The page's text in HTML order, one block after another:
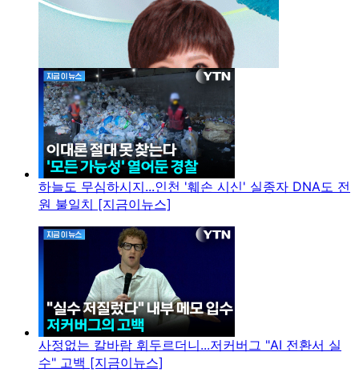
하늘도 무심하시지...인천 '훼손 시신' 실종자 DNA도 전
원 불일치 [지금이뉴스]
사정없는 칼바람 휘두르더니...저커버그 "AI 전환서 실
수" 고백 [지금이뉴스]